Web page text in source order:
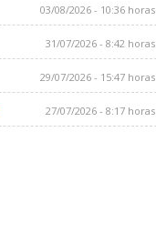
03/08/2026 - 10:36 horas
31/07/2026 - 8:42 horas
29/07/2026 - 15:47 horas
27/07/2026 - 8:17 horas